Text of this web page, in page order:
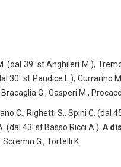
(dal 39′ st Anghileri M.),
30′ st Paudice L.), Currarino
G., Gasperi M.,
C., Righetti S., Spini C. (dal
(dal 43′ st Basso Ricci A.). A
G., Tortelli K.